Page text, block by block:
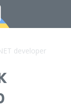
developer